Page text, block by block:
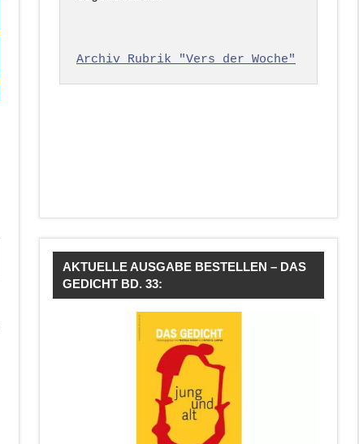
Archiv Rubrik "Vers der Woche"
AKTUELLE AUSGABE BESTELLEN – DAS
GEDICHT BD. 33: